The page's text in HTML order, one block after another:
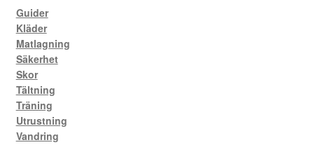
Guider
Kläder
Matlagning
Säkerhet
Skor
Tältning
Träning
Utrustning
Vandring